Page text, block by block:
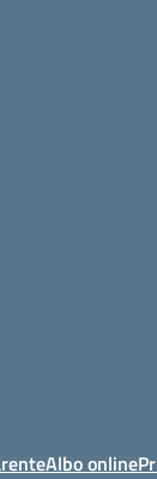
Albo online